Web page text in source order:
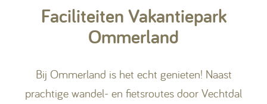
Faciliteiten Vakantiepark
Ommerland
Bij Ommerland is het echt genieten! Naast
prachtige wandel- en fietsroutes door Vechtdal